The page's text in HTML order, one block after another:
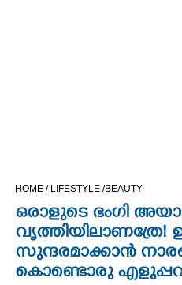
OPINION
HOME / LIFESTYLE /BEAUTY
ഒരാളുടെ ഭംഗി
വൃത്തിയിലാണത്രേ!
സുന്ദരമാക്കാൻ
കൊണ്ടൊരു